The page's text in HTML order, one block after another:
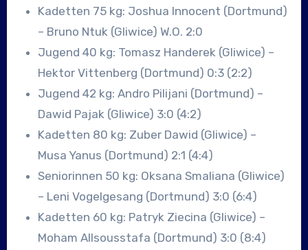
Kadetten 75 kg: Joshua Innocent (Dortmund)
– Bruno Ntuk (Gliwice) W.O. 2:0
Jugend 40 kg: Tomasz Handerek (Gliwice) –
Hektor Vittenberg (Dortmund) 0:3 (2:2)
Jugend 42 kg: Andro Pilijani (Dortmund) –
Dawid Pajak (Gliwice) 3:0 (4:2)
Kadetten 80 kg: Zuber Dawid (Gliwice) –
Musa Yanus (Dortmund) 2:1 (4:4)
Seniorinnen 50 kg: Oksana Smaliana (Gliwice)
– Leni Vogelgesang (Dortmund) 3:0 (6:4)
Kadetten 60 kg: Patryk Ziecina (Gliwice) –
Moham Allsousstafa (Dortmund) 3:0 (8:4)